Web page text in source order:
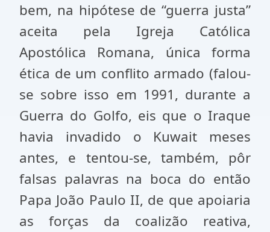
bem, na hipótese de “guerra justa”
aceita pela Igreja Católica
Apostólica Romana, única forma
ética de um conflito armado (falou-
se sobre isso em 1991, durante a
Guerra do Golfo, eis que o Iraque
havia invadido o Kuwait meses
antes, e tentou-se, também, pôr
falsas palavras na boca do então
Papa João Paulo II, de que apoiaria
as forças da coalizão reativa,